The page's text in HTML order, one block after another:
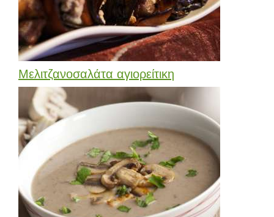
Μελιτζανοσαλάτα αγιορείτικη